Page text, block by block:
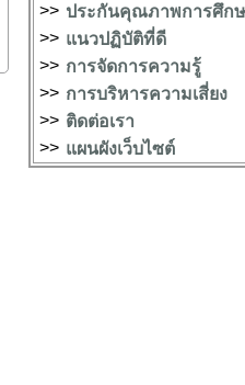
>> ประกันคุณภาพการศึก
>> แนวปฏิบัติที่ดี
>> การจัดการความรู้
>> การบริหารความเสี่ยง
>> ติดต่อเรา
>> แผนผังเว็บไซต์